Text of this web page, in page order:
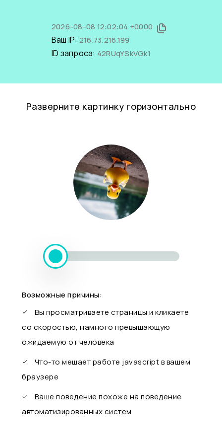
2026-08-08 12:02:04 +0000
Ваш IP: 216.73.216.199
ID запроса: 42RUqYSkVGk1
Разверните картинку горизонтально
Возможные причины:
Вы просматриваете страницы и кликаете
со скоростью, намного превышающую
ожидаемую от человека
Что-то мешает работе javascript в вашем
браузере
Ваше поведение похоже на поведение
автоматизированных систем